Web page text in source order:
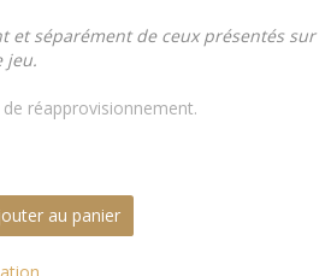
et séparément de ceux présentés sur
jeu.
de réapprovisionnement.
au panier